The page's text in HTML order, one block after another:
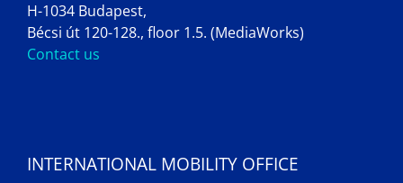
H-1034 Budapest,
Bécsi út 120-128., floor 1.5. (MediaWorks)
Contact us
INTERNATIONAL MOBILITY OFFICE